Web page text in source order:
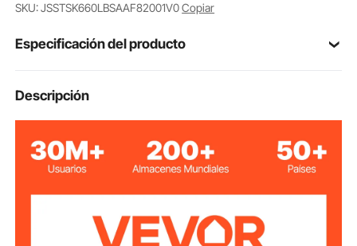
SKU: JSSTSK660LBSAAF82001V0Copiar
Especificación del producto
Número de
modelo del
Cantidad de
piezas
2
peso nominal de
dos abrazaderas
660 lb / 299,4 kg
Descripción